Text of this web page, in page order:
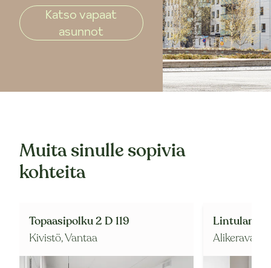
Katso vapaat
asunnot
Muita sinulle sopivia
kohteita
Topaasipolku 2 D 119
Kivistö,Vantaa
Alikerava,